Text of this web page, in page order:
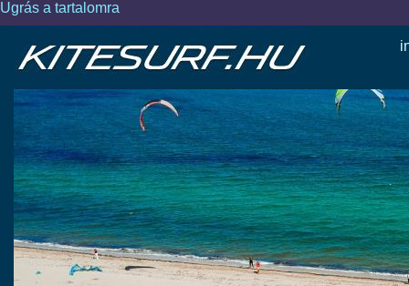
Ugrás a tartalomra